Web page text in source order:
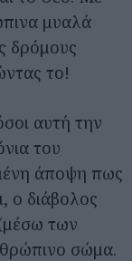
μυαλά
δρόμους
το!
αυτή την
του
άποψη πως
ο διάβολος
(μέσω των
σώμα.